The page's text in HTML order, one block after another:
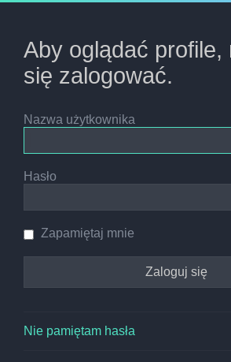
Aby oglądać profile,
się zalogować.
Nazwa użytkownika
Hasło
Zapamiętaj mnie
Nie pamiętam hasła